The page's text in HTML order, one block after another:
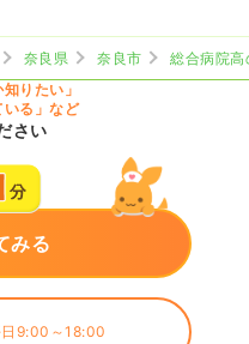
奈良県 奈良市
総合病院
りたい」
いる」など
さい
みる
9:00～18:00